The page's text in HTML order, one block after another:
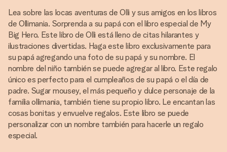
Lea sobre las locas aventuras de Olli y sus amigos en los libros
de Ollimania. Sorprenda a su papá con el libro especial de My
Big Hero. Este libro de Olli está lleno de citas hilarantes y
ilustraciones divertidas. Haga este libro exclusivamente para
su papá agregando una foto de su papá y su nombre. El
nombre del niño también se puede agregar al libro. Este regalo
único es perfecto para el cumpleaños de su papá o el día de
padre. Sugar mousey, el más pequeño y dulce personaje de la
familia ollimania, también tiene su propio libro. Le encantan las
cosas bonitas y envuelve regalos. Este libro se puede
personalizar con un nombre también para hacerle un regalo
especial.